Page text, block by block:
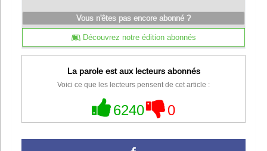
Vous n'êtes pas encore abonné ?
Découvrez notre édition abonnés
La parole est aux lecteurs abonnés
Voici ce que les lecteurs pensent de cet article :
6240 0